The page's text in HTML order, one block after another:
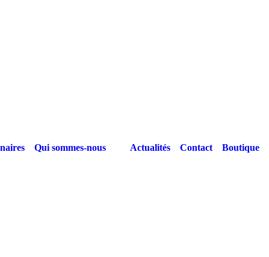
Qui sommes-nous Actualités Contact Boutique